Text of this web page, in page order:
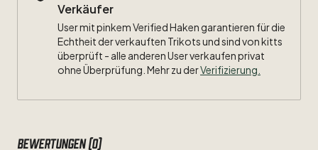
Verkäufer
User mit pinkem Verified Haken garantieren für die
Echtheit der verkauften Trikots und sind von kitts
überprüft - alle anderen User verkaufen privat
ohne Überprüfung. Mehr zu derVerifizierung.
Bewertungen (0)